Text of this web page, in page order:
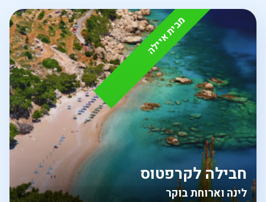
מבית איילה
לינה וארוחת בוקר
חבילה לקרפטוס